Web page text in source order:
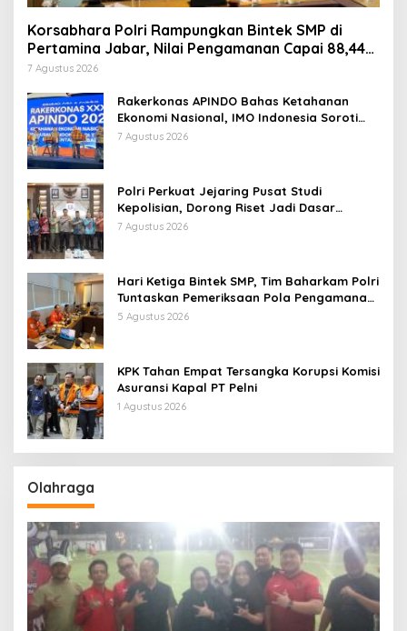
Korsabhara Polri Rampungkan Bintek SMP di
Pertamina Jabar, Nilai Pengamanan Capai 88,44
Persen
7 Agustus 2026
Rakerkonas APINDO Bahas Ketahanan
Ekonomi Nasional, IMO Indonesia Soroti
Pentingnya Kolaborasi Lintas Sektor
7 Agustus 2026
Polri Perkuat Jejaring Pusat Studi
Kepolisian, Dorong Riset Jadi Dasar
Kebijakan dan Inovasi
7 Agustus 2026
Hari Ketiga Bintek SMP, Tim Baharkam Polri
Tuntaskan Pemeriksaan Pola Pengamanan
Pertamina Patra Niaga Jabar
5 Agustus 2026
KPK Tahan Empat Tersangka Korupsi Komisi
Asuransi Kapal PT Pelni
1 Agustus 2026
Olahraga